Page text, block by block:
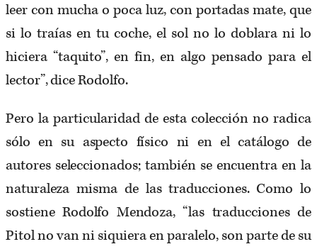
leer con mucha o poca luz, con portadas mate, que
si lo traías en tu coche, el sol no lo doblara ni lo
hiciera “taquito”, en fin, en algo pensado para el
lector”, dice Rodolfo.
Pero la particularidad de esta colección no radica
sólo en su aspecto físico ni en el catálogo de
autores seleccionados; también se encuentra en la
naturaleza misma de las traducciones. Como lo
sostiene Rodolfo Mendoza, “las traducciones de
Pitol no van ni siquiera en paralelo, son parte de su